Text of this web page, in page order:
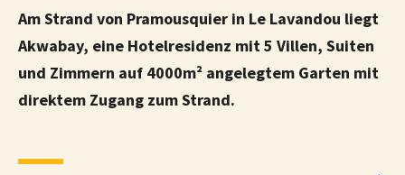
Am Strand von Pramousquier in Le Lavandou liegt
Akwabay, eine Hotelresidenz mit 5 Villen, Suiten
und Zimmern auf 4000m² angelegtem Garten mit
direktem Zugang zum Strand.